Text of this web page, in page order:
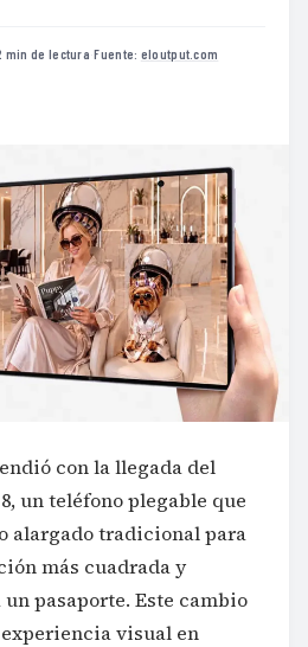
min de lectura·Fuente: eloutput.com
con la llegada del
un teléfono plegable que
alargado tradicional para
más cuadrada y
pasaporte. Este cambio
visual en